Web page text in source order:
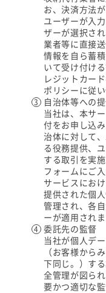
お、決済方法
ユーザーが入
ザーが選択さ
業者等に直接
情報を自ら蓄
いて受け付け
レジットカー
ポリシーに従
自治体等への
当社は、本サ
付をお申し込
治体に対して
る役務提供、
する取引を実
フォームにご
サービスにお
提供された個
管理され、各
ーが適用されま
委託先の監督
当社が個人デ
（お客様から
下同じ。）す
全管理が図ら
要かつ適切な監